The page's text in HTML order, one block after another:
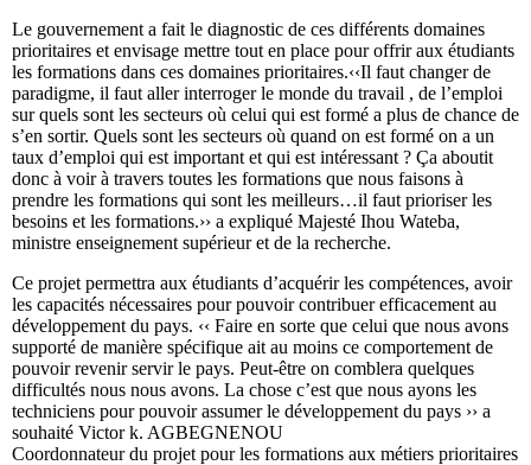
Le gouvernement a fait le diagnostic de ces différents domaines
prioritaires et envisage mettre tout en place pour offrir aux étudiants
les formations dans ces domaines prioritaires.‹‹Il faut changer de
paradigme, il faut aller interroger le monde du travail , de l’emploi
sur quels sont les secteurs où celui qui est formé a plus de chance de
s’en sortir. Quels sont les secteurs où quand on est formé on a un
taux d’emploi qui est important et qui est intéressant ? Ça aboutit
donc à voir à travers toutes les formations que nous faisons à
prendre les formations qui sont les meilleurs…il faut prioriser les
besoins et les formations.›› a expliqué Majesté Ihou Wateba,
ministre enseignement supérieur et de la recherche.
Ce projet permettra aux étudiants d’acquérir les compétences, avoir
les capacités nécessaires pour pouvoir contribuer efficacement au
développement du pays. ‹‹ Faire en sorte que celui que nous avons
supporté de manière spécifique ait au moins ce comportement de
pouvoir revenir servir le pays. Peut-être on comblera quelques
difficultés nous nous avons. La chose c’est que nous ayons les
techniciens pour pouvoir assumer le développement du pays ›› a
souhaité Victor k. AGBEGNENOU
Coordonnateur du projet pour les formations aux métiers prioritaires